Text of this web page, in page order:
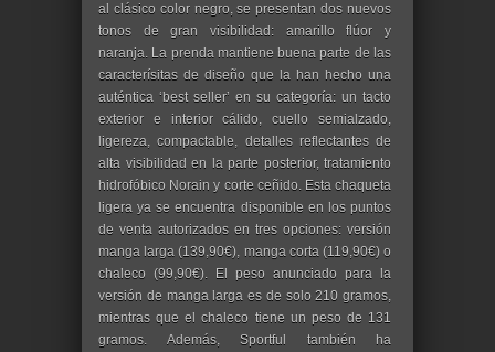
al clásico color negro, se presentan dos nuevos
tonos de gran visibilidad: amarillo flúor y
naranja. La prenda mantiene buena parte de las
caracterísitas de diseño que la han hecho una
auténtica ʻbest sellerʼ en su categoría: un tacto
exterior e interior cálido, cuello semialzado,
ligereza, compactable, detalles reflectantes de
alta visibilidad en la parte posterior, tratamiento
hidrofóbico Norain y corte ceñido. Esta chaqueta
ligera ya se encuentra disponible en los puntos
de venta autorizados en tres opciones: versión
manga larga (139,90€), manga corta (119,90€) o
chaleco (99,90€). El peso anunciado para la
versión de manga larga es de solo 210 gramos,
mientras que el chaleco tiene un peso de 131
gramos. Además, Sportful también ha